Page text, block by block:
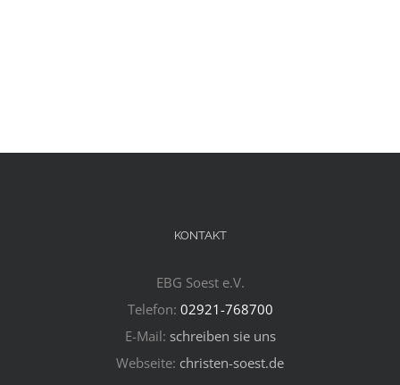
KONTAKT
EBG Soest e.V.
Telefon: 02921-768700
E-Mail: schreiben sie uns
Webseite: christen-soest.de